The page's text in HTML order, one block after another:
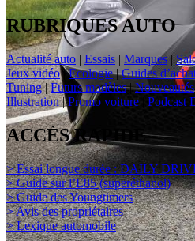
RUBRIQUES AUTO
Actualité auto | Essais | Marques |
Jeux vidéo|Ecologie|Guides
Tuning|Futurs modèles|Nouveautés
Illustration|Promo voiture Podcast
ACCÈS RAPIDE
> Essai longue durée : DAILY
> Guide sur l’E85 (superéthanol)
> Guide des Youngtimers
> Avis des propriétaires
> Lexique automobile